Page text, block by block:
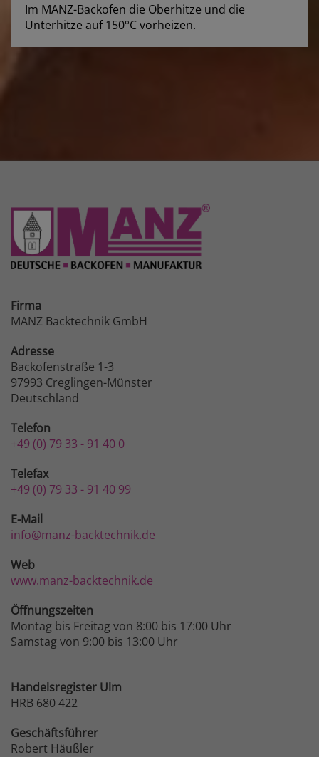
Im MANZ-Backofen die Oberhitze und die
Unterhitze auf 150°C vorheizen.
Firma
MANZ Backtechnik GmbH
Adresse
Backofenstraße 1-3
97993 Creglingen-Münster
Deutschland
Telefon
+49 (0) 79 33 - 91 40 0
Telefax
+49 (0) 79 33 - 91 40 99
E-Mail
info@manz-backtechnik.de
Web
www.manz-backtechnik.de
Öffnungszeiten
Montag bis Freitag von 8:00 bis 17:00 Uhr
Samstag von 9:00 bis 13:00 Uhr
Handelsregister Ulm
HRB 680 422
Geschäftsführer
Robert Häußler